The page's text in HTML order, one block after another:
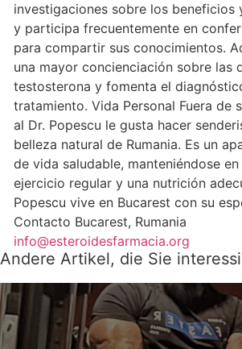
investigaciones sobre los beneficios
y participa frecuentemente en
para compartir sus conocimientos.
una mayor concienciación sobre las
testosterona y fomenta el
tratamiento. Vida Personal Fuera de
al Dr. Popescu le gusta hacer
belleza natural de Rumania. Es un
de vida saludable, manteniéndose
ejercicio regular y una nutrición
Popescu vive en Bucarest con su
Contacto Bucarest, Rumania
info@esteroidesfarmacia.org
Andere Artikel, die Sie